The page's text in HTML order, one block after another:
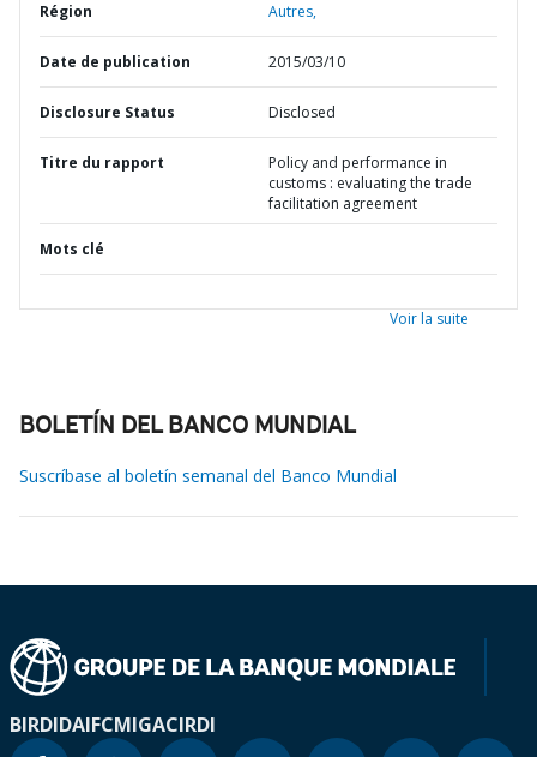
Région Autres,
Date de publication 2015/03/10
Disclosure Status Disclosed
Titre du rapport
Policy and performance in
customs : evaluating the trade
facilitation agreement
Mots clé
Voir la suite
BOLETÍN DEL BANCO MUNDIAL
Suscríbase al boletín semanal del Banco Mundial
BIRDIDAIFCMIGACIRDI